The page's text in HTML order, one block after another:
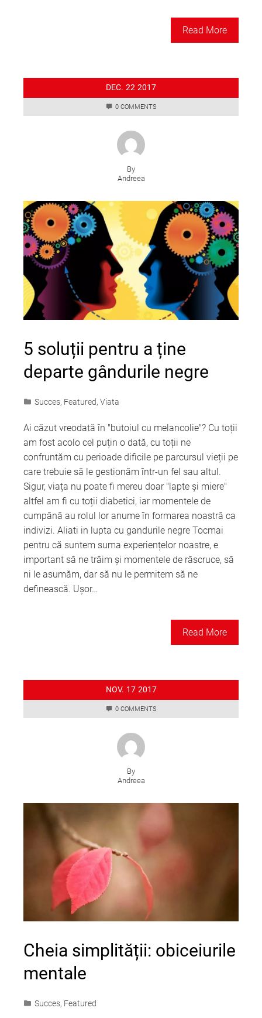
Read More
DEC. 22 2017
0 COMMENTS
By
Andreea
5 soluții pentru a ține
departe gândurile negre
Succes, Featured, Viata
Ai căzut vreodată în "butoiul cu melancolie"? Cu toții
am fost acolo cel puțin o dată, cu toții ne
confruntăm cu perioade dificile pe parcursul vieții pe
care trebuie să le gestionăm într-un fel sau altul.
Sigur, viața nu poate fi mereu doar "lapte și miere"
altfel am fi cu toții diabetici, iar momentele de
cumpănă au rolul lor anume în formarea noastră ca
indivizi. Aliati in lupta cu gandurile negre Tocmai
pentru că suntem suma experiențelor noastre, e
important să ne trăim și momentele de răscruce, să
ni le asumăm, dar să nu le permitem să ne
definească. Ușor…
Read More
NOV. 17 2017
0 COMMENTS
By
Andreea
Cheia simplității: obiceiurile
mentale
Succes, Featured